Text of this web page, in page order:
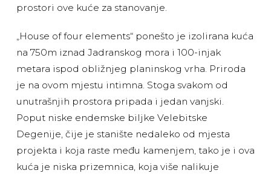
prostori ove kuće za stanovanje.
„House of four elements“ ponešto je izolirana kuća
na 750m iznad Jadranskog mora i 100-injak
metara ispod obližnjeg planinskog vrha. Priroda
je na ovom mjestu intimna. Stoga svakom od
unutrašnjih prostora pripada i jedan vanjski.
Poput niske endemske biljke Velebitske
Degenije, čije je stanište nedaleko od mjesta
projekta i koja raste među kamenjem, tako je i ova
kuća je niska prizemnica, koja više nalikuje